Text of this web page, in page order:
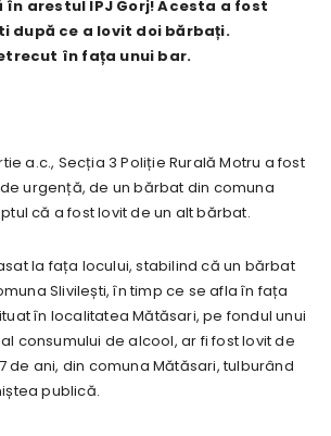
arestul IPJ Gorj! Acesta a fost
după ce a lovit doi bărbați.
în fața unui bar.
a.c., Secția 3 Poliție Rurală Motru a fost
urgență, de un bărbat din comuna
că a fost lovit de un alt bărbat.
la fața locului, stabilind că un bărbat
Slivilești, în timp ce se afla în fața
în localitatea Mătăsari, pe fondul unui
consumului de alcool, ar fi fost lovit de
de ani, din comuna Mătăsari, tulburând
publică.